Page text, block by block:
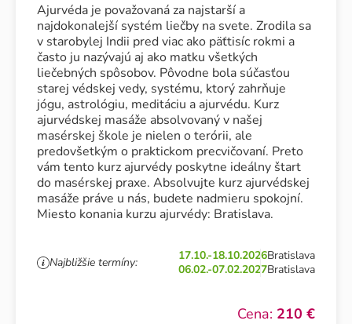
Ajurvéda je považovaná za najstarší a
najdokonalejší systém liečby na svete. Zrodila sa
v starobylej Indii pred viac ako päťtisíc rokmi a
často ju nazývajú aj ako matku všetkých
liečebných spôsobov. Pôvodne bola súčasťou
starej védskej vedy, systému, ktorý zahrňuje
jógu, astrológiu, meditáciu a ajurvédu. Kurz
ajurvédskej masáže absolvovaný v našej
masérskej škole je nielen o terórii, ale
predovšetkým o praktickom precvičovaní. Preto
vám tento kurz ajurvédy poskytne ideálny štart
do masérskej praxe. Absolvujte kurz ajurvédskej
masáže práve u nás, budete nadmieru spokojní.
Miesto konania kurzu ajurvédy: Bratislava.
Najbližšie termíny: 17.10.-18.10.2026Bratislava
06.02.-07.02.2027Bratislava
Cena: 210 €